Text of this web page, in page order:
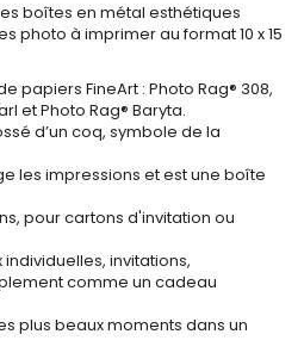
boîtes en métal esthétiques
photo à imprimer au format 10 x 15
papiers FineArt : Photo Rag® 308,
et Photo Rag® Baryta.
d’un coq, symbole de la
les impressions et est une boîte
pour cartons d'invitation ou
invitations,
comme un cadeau
plus beaux moments dans un